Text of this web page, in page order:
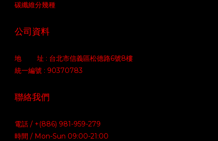
碳纖維分幾種
公司資料
地 址 : 台北市信義區松德路6號8樓
統一編號 : 90370783
聯絡我們
電話 / +(886) 981-959-279
時間 / Mon-Sun 09:00-21:00